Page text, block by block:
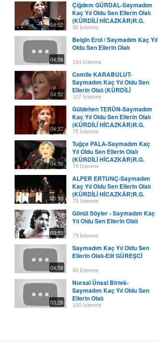
04:52
Çiğdem GÜRDAL-Saymadım
Kaç Yıl Oldu Sen Ellerin Olalı
(KÜRDİLİ HİCAZKÂR)R.G.
88 İzlenme
04:56
Belgin Erol / Saymadım Kaç Yıl
Oldu Sen Ellerin Olalı
154 İzlenme
04:52
Cemile KARABULUT-
Saymadım Kaç Yıl Oldu Sen
Ellerin Olalı (KÜRDİLİ
HİCAZKÂR)R.G.
107 İzlenme
04:37
Güldehen TERÜN-Saymadım
Kaç Yıl Oldu Sen Ellerin Olalı
(KÜRDİLİ HİCAZKÂR)R.G.
75 İzlenme
04:56
Tuğçe PALA-Saymadım Kaç
Yıl Oldu Sen Ellerin Olalı
(KÜRDİLİ HİCAZKÂR)R.G.
79 İzlenme
05:10
ALPER ERTUNÇ-Saymadım
Kaç Yıl Oldu Sen Ellerin Olalı
(KÜRDİLİ HİCAZKÂR)R.G.
78 İzlenme
03:55
Gönül Söyler - Saymadım Kaç
Yıl Oldu Sen Ellerin Olalı
79 İzlenme
04:58
Saymadım Kaç Yıl Oldu Sen
Ellerin Olalı-Elif GÜREŞCİ
80 İzlenme
03:26
Nursal Ünsal Birtek-
Saymadım Kaç Yıl Oldu Sen
Ellerin Olalı
150 İzlenme